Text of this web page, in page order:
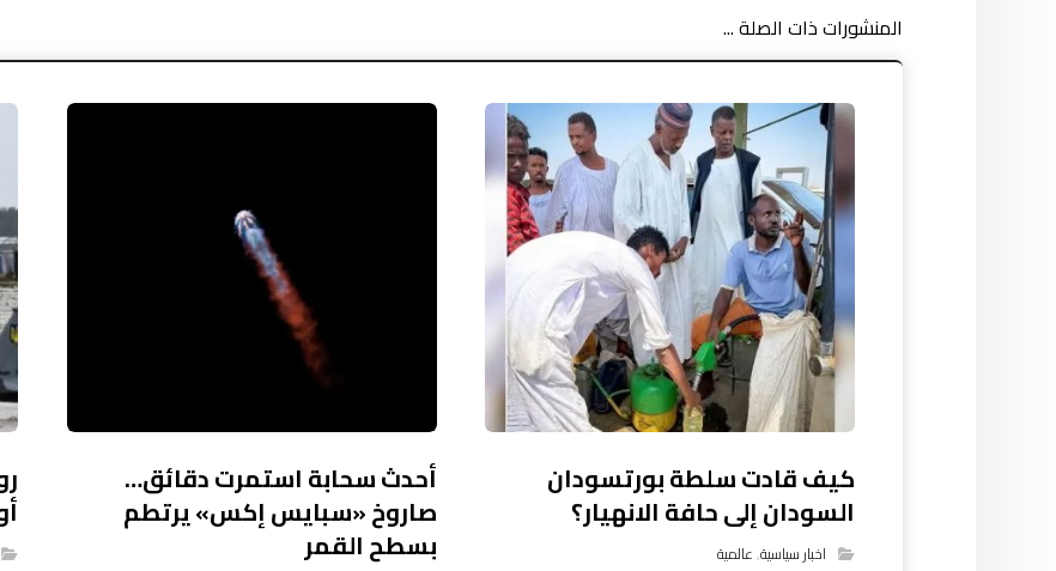
المنشورات ذات الصلة ...
كيف قادت سلطة بورتسودان
السودان إلى حافة الانهيار؟
اخبار سياسية,عالمية
أحدث سحابة استمرت دقائق…
صاروخ «سبايس إكس» يرتطم
بسطح القمر